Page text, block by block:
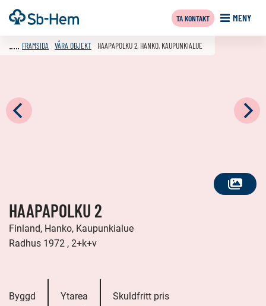
Till
innehållet
Framsida MENY
TA KONTAKT
SE
FRAMSIDA VÅRA OBJEKT HAAPAPOLKU 2, HANKO, KAUPUNKIALUE
HAAPAPOLKU 2
Finland, Hanko, Kaupunkialue
Radhus 1972 , 2+k+v
Byggd Ytarea Skuldfritt pris